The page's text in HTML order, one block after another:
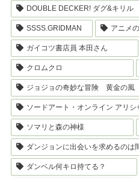
DOUBLE DECKER! ダグ&キリル
SSSS.GRIDMAN アニメ
ガイコツ書店員 本田さん
クロムクロ
ジョジョの奇妙な冒険 黄金の風
ソードアート・オンライン アリシ
ソマリと森の神様
ダンジョンに出会いを求めるのは
ダンベル何キロ持てる？